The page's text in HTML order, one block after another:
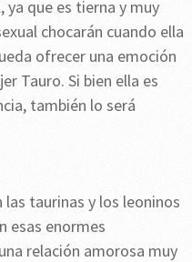
ya que es tierna y muy
chocarán cuando ella
ofrecer una emoción
Tauro. Si bien ella es
también lo será
las taurinas y los leoninos
esas enormes
relación amorosa muy